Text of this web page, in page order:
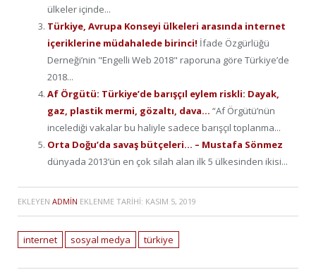
ülkeler içinde...
Türkiye, Avrupa Konseyi ülkeleri arasında internet
içeriklerine müdahalede birinci! İfade Özgürlüğü
Derneği’nin "Engelli Web 2018" raporuna göre Türkiye’de
2018...
Af Örgütü: Türkiye’de barışçıl eylem riskli: Dayak,
gaz, plastik mermi, gözaltı, dava… “Af Örgütü’nün
incelediği vakalar bu haliyle sadece barışçıl toplanma...
Orta Doğu’da savaş bütçeleri… – Mustafa Sönmez
dünyada 2013’ün en çok silah alan ilk 5 ülkesinden ikisi...
EKLEYEN ADMIN EKLENME TARIHI: KASIM 5, 2019
internet sosyal medya türkiye